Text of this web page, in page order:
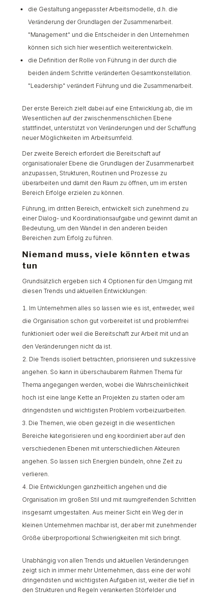
die Gestaltung angepasster Arbeitsmodelle, d.h. die
Veränderung der Grundlagen der Zusammenarbeit.
"Management" und die Entscheider in den Unternehmen
können sich sich hier wesentlich weiterentwickeln.
die Definition der Rolle von Führung in der durch die
beiden ändern Schritte veränderten Gesamtkonstellation.
"Leadership" verändert Führung und die Zusammenarbeit.
Der erste Bereich zielt dabei auf eine Entwicklung ab, die im
Wesentlichen auf der zwischenmenschlichen Ebene
stattfindet, unterstützt von Veränderungen und der Schaffung
neuer Möglichkeiten im Arbeitsumfeld.
Der zweite Bereich erfordert die Bereitschaft auf
organisationaler Ebene die Grundlagen der Zusammenarbeit
anzupassen, Strukturen, Routinen und Prozesse zu
überarbeiten und damit den Raum zu öffnen, um im ersten
Bereich Erfolge erzielen zu können.
Führung, im dritten Bereich, entwickelt sich zunehmend zu
einer Dialog- und Koordinationsaufgabe und gewinnt damit an
Bedeutung, um den Wandel in den anderen beiden
Bereichen zum Erfolg zu führen.
Niemand muss, viele könnten etwas
tun
Grundsätzlich ergeben sich 4 Optionen für den Umgang mit
diesen Trends und aktuellen Entwicklungen:
Im Unternehmen alles so lassen wie es ist, entweder, weil
die Organisation schon gut vorbereitet ist und problemfrei
funktioniert oder weil die Bereitschaft zur Arbeit mit und an
den Veränderungen nicht da ist.
Die Trends isoliert betrachten, priorisieren und sukzessive
angehen. So kann in überschaubarem Rahmen Thema für
Thema angegangen werden, wobei die Wahrscheinlichkeit
hoch ist eine lange Kette an Projekten zu starten oder am
dringendsten und wichtigsten Problem vorbeizuarbeiten.
Die Themen, wie oben gezeigt in die wesentlichen
Bereiche kategorisieren und eng koordiniert aber auf den
verschiedenen Ebenen mit unterschiedlichen Akteuren
angehen. So lassen sich Energien bündeln, ohne Zeit zu
verlieren.
Die Entwicklungen ganzheitlich angehen und die
Organisation im großen Stil und mit raumgreifenden Schritten
insgesamt umgestalten. Aus meiner Sicht ein Weg der in
kleinen Unternehmen machbar ist, der aber mit zunehmender
Größe überproportional Schwierigkeiten mit sich bringt.
Unabhängig von allen Trends und aktuellen Veränderungen
zeigt sich in immer mehr Unternehmen, dass eine der wohl
dringendsten und wichtigsten Aufgaben ist, weiter die tief in
den Strukturen und Regeln verankerten Störfelder und